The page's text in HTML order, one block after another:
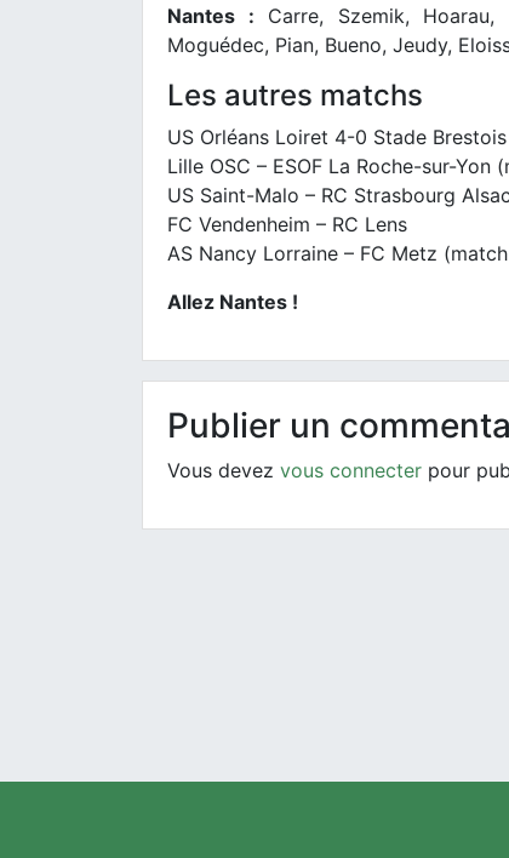
Nantes : Carre, Szemik, Hoarau,
Moguédec, Pian, Bueno, Jeudy,
Les autres matchs
US Orléans Loiret 4-0 Stade
Lille OSC – ESOF La Roche-sur-Yon
US Saint-Malo – RC Strasbourg
FC Vendenheim – RC Lens
AS Nancy Lorraine – FC Metz
Allez Nantes !
Publier un
Vous devez vous connecter pour